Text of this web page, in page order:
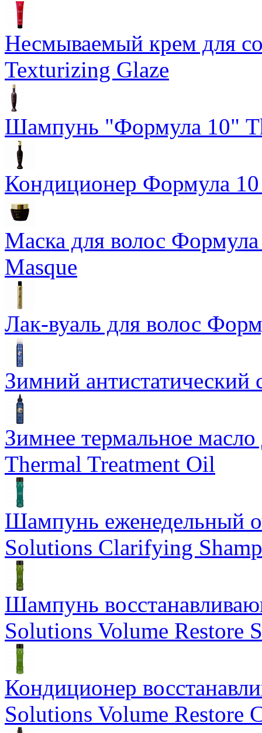
Несмываемый крем для
Texturizing Glaze
Шампунь "Формула 10"
Кондиционер Формула
Маска для волос
Masque
Лак-вуаль для волос
Зимний
Зимнее термальное
Thermal Treatment Oil
Шампунь еженедельный
Solutions Clarifying
Шампунь
Solutions Volume Restore
Кондиционер
Solutions Volume Restore